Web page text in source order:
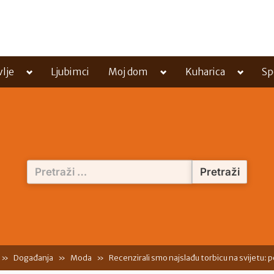
Toggle
menu
Ljubimci Moj dom
Toggle
menu
Kuharica
Toggle
menu
Pretraži:
Događanja Moda Recenzirali smo najslađu torbicu na svijetu: